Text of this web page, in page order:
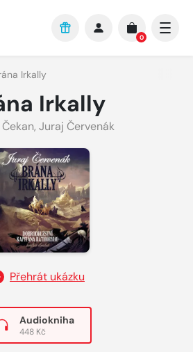
0
Irkally
Irkally
, Juraj Červenák
Přehrát ukázku
Audiokniha
448 Kč